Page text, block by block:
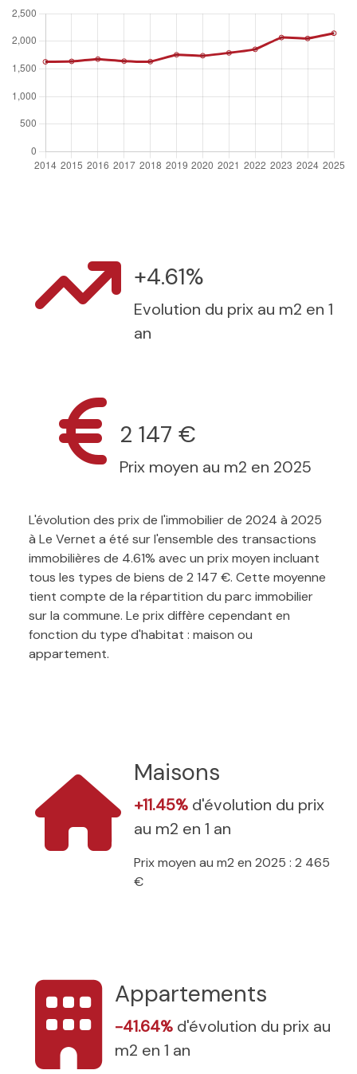
+4.61%
Evolution du prix au m2 en 1
an
2 147 €
Prix moyen au m2 en 2025
L'évolution des prix de l'immobilier de 2024 à 2025
à Le Vernet a été sur l'ensemble des transactions
immobilières de 4.61% avec un prix moyen incluant
tous les types de biens de 2 147 €. Cette moyenne
tient compte de la répartition du parc immobilier
sur la commune. Le prix diffère cependant en
fonction du type d'habitat : maison ou
appartement.
Maisons
+11.45% d'évolution du prix
au m2 en 1 an
Prix moyen au m2 en 2025 : 2 465
€
Appartements
-41.64% d'évolution du prix au
m2 en 1 an